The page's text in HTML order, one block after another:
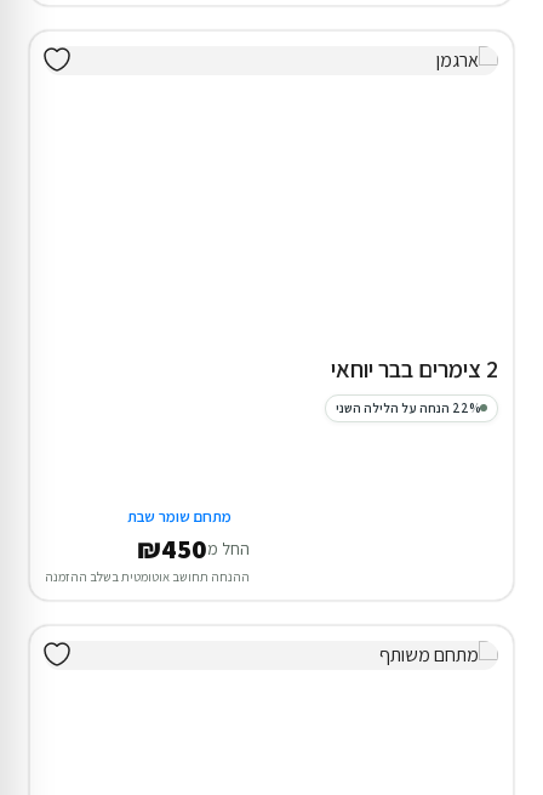
2 צימרים בבר יוחאי
22% הנחה על הלילה השני
מתחם שומר שבת
החל מ₪450
ההנחה תחושב אוטומטית בשלב ההזמנה